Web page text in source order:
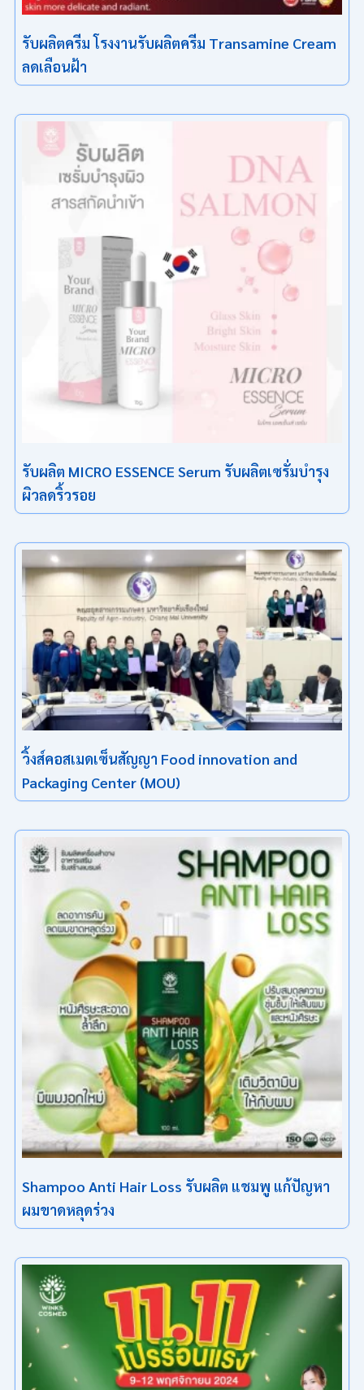
รับผลิตครีม โรงงานรับผลิตครีม Transamine Cream
ลดเลือนฝ้า
รับผลิต MICRO ESSENCE Serum รับผลิตเซรั่มบำรุง
ผิวลดริ้วรอย
วิ้งส์คอสเมดเซ็นสัญญา Food innovation and
Packaging Center (MOU)
Shampoo Anti Hair Loss รับผลิต แชมพู แก้ปัญหา
ผมขาดหลุดร่วง